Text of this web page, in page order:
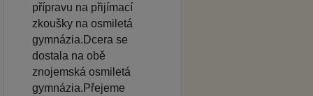
přípravu na přijímací
zkoušky na osmiletá
gymnázia.Dcera se
dostala na obě
znojemská osmiletá
gymnázia.Přejeme